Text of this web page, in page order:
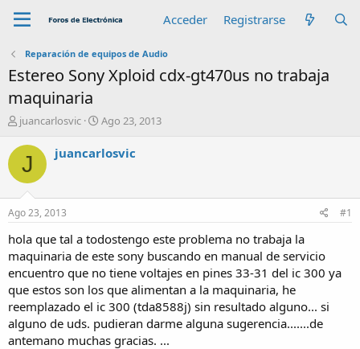
Acceder Registrarse
Reparación de equipos de Audio
Estereo Sony Xploid cdx-gt470us no trabaja
maquinaria
A
t
r
juancarlosvic
F
c
n
c
i
o
Ago 23, 2013
J juancarlosvic
Ago 23, 2013 #1
hola que tal a todostengo este problema no trabaja la
maquinaria de este sony buscando en manual de servicio
encuentro que no tiene voltajes en pines 33-31 del ic 300 ya
que estos son los que alimentan a la maquinaria, he
reemplazado el ic 300 (tda8588j) sin resultado alguno... si
alguno de uds. pudieran darme alguna sugerencia.......de
antemano muchas gracias. ...